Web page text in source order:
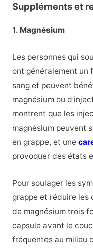
Suppléments et
1. Magnésium
Les personnes qui
ont généralement un
sang et peuvent
magnésium ou
montrent que les
magnésium peuvent
en grappe, et une
provoquer des états
Pour soulager les
grappe et réduire les
de magnésium trois
capsule avant le
fréquentes au milieu